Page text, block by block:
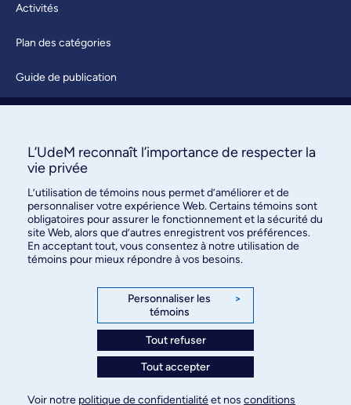
Activités
Plan des catégories
Guide de publication
À propos / Nous joindre
Bureau des communications et
des relations publiques
3744, rue Jean-Brillant, bureau 490
Montréal (Québec) H3T 1P1
L’UdeM reconnaît l’importance de respecter la
vie privée
L’utilisation de témoins nous permet d’améliorer et de
personnaliser votre expérience Web. Certains témoins sont
obligatoires pour assurer le fonctionnement et la sécurité du
site Web, alors que d’autres enregistrent vos préférences.
En acceptant tout, vous consentez à notre utilisation de
témoins pour mieux répondre à vos besoins.
Personnaliser les
témoins
>
Tout refuser
Tout accepter
Voir notre politique de confidentialitéet nos conditions